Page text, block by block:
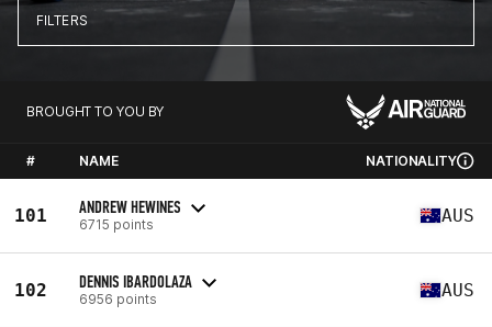
FILTERS
BROUGHT TO YOU BY
# NAME NATIONALITY
101 ANDREW HEWINES
6715 points AUS
102 DENNIS IBARDOLAZA
6956 points AUS